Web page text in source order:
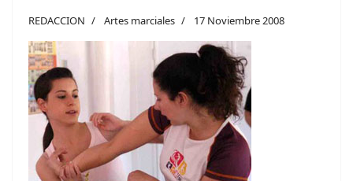
REDACCION Artes marciales 17 Noviembre 2008